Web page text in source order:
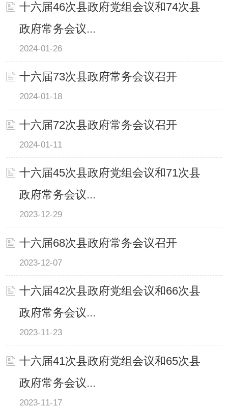
十六届46次县政府党组会议和74次县
政府常务会议...
2024-01-26
十六届73次县政府常务会议召开
2024-01-18
十六届72次县政府常务会议召开
2024-01-11
十六届45次县政府党组会议和71次县
政府常务会议...
2023-12-29
十六届68次县政府常务会议召开
2023-12-07
十六届42次县政府党组会议和66次县
政府常务会议...
2023-11-23
十六届41次县政府党组会议和65次县
政府常务会议...
2023-11-17